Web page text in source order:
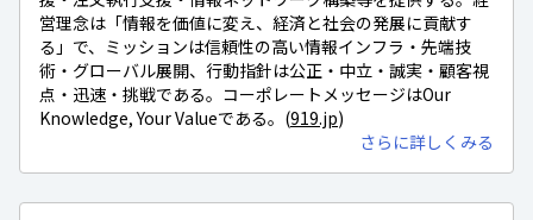
営理念は「情報を価値に変え、経済と社会の発展に貢献す
る」で、ミッションは信頼性の高い情報インフラ・先端技
術・グローバル展開、行動指針は公正・中立・誠実・顧客視
点・迅速・挑戦である。コーポレートメッセージはOur
Knowledge, Your Valueである。(919.jp)
さらに詳しくみる